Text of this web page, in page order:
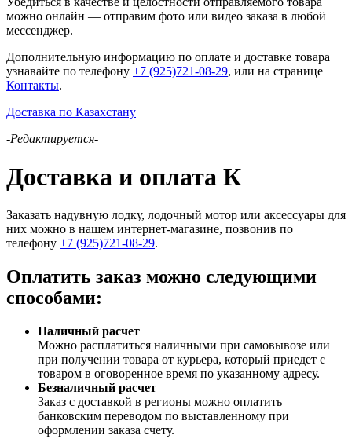
можно онлайн — отправим фото или видео заказа в любой
мессенджер.
Дополнительную информацию по оплате и доставке товара
узнавайте по телефону +7 (925)721-08-29, или на странице
Контакты.
Доставка по Казахстану
-Редактируется-
Доставка и оплата К
Заказать надувную лодку, лодочный мотор или аксессуары для
них можно в нашем интернет-магазине, позвонив по
телефону +7 (925)721-08-29.
Оплатить заказ можно следующими
способами:
Наличный расчет
Можно расплатиться наличными при самовывозе или
при получении товара от курьера, который приедет с
товаром в оговоренное время по указанному адресу.
Безналичный расчет
Заказ c доставкой в регионы можно оплатить
банковским переводом по выставленному при
оформлении заказа счету.